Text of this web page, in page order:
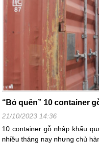
“Bỏ quên” 10 container
21/10/2023 14:36
10 container gỗ nhập khẩu
nhiều tháng nay nhưng chủ